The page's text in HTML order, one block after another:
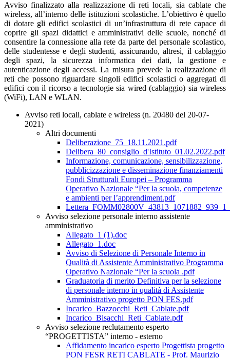
Avviso finalizzato alla realizzazione di reti locali, sia cablate che
wireless, all’interno delle istituzioni scolastiche. L’obiettivo è quello
di dotare gli edifici scolastici di un’infrastruttura di rete capace di
coprire gli spazi didattici e amministrativi delle scuole, nonché di
consentire la connessione alla rete da parte del personale scolastico,
delle studentesse e degli studenti, assicurando, altresì, il cablaggio
degli spazi, la sicurezza informatica dei dati, la gestione e
autenticazione degli accessi. La misura prevede la realizzazione di
reti che possono riguardare singoli edifici scolastici o aggregati di
edifici con il ricorso a tecnologie sia wired (cablaggio) sia wireless
(WiFi), LAN e WLAN.
Avviso reti locali, cablate e wireless (n. 20480 del 20-07-
2021)
Altri documenti
Deliberazione_75_18.11.2021.pdf
Delibera_80_consiglio_d'Istituto_01.02.2022.pdf
Informazione, comunicazione, sensibilizzazione,
pubblicizzazione e disseminazione finanziamenti
Fondi Strutturali Europei – Programma
Operativo Nazionale “Per la scuola, competenze
e ambienti per l’apprendiment.pdf
Avviso selezione personale interno assistente
amministrativo
Allegato_1 (1).doc
Allegato_1.doc
Avviso di Selezione di Personale Interno in
Qualità di Assistente Amministrativo Programma
Operativo Nazionale “Per la scuola .pdf
Graduatoria di merito Definitiva per la selezione
di personale interno in qualità di Assistente
Amministrativo progetto PON FES.pdf
Incarico_Bazzocchi_Reti_Cablate.pdf
Incarico_Bisacchi_Reti_Cablate.pdf
Avviso selezione reclutamento esperto
“PROGETTISTA” interno - esterno
Affidamento incarico esperto Progettista progetto
PON FESR RETI CABLATE - Prof. Maurizio